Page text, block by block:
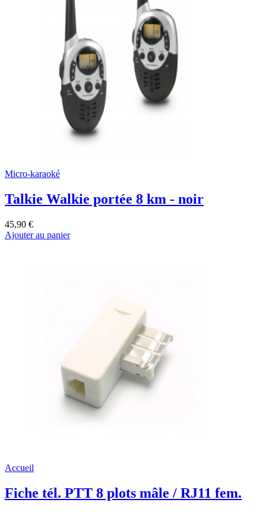
Micro-karaoké
Talkie Walkie portée 8 km - noir
45,90 €
Ajouter au panier
Accueil
Fiche tél. PTT 8 plots mâle / RJ11 fem.